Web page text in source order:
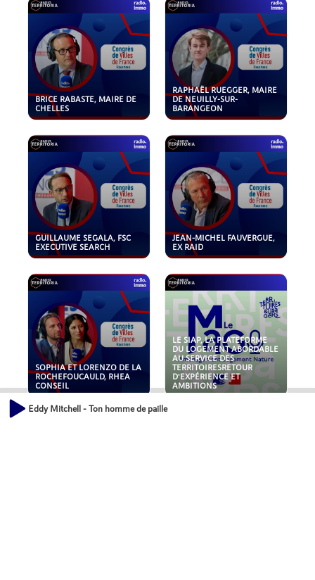
BRICE RABASTE, MAIRE DE
CHELLES
RAPHAËL RUEGGER, MAIRE
DE NEUILLY-SUR-
BARANGEON
GUILLAUME SEGALA, FSC
EXECUTIVE SEARCH
JEAN-MICHEL FAUVERGUE,
EX RAID
SOPHIA ET LORENZO DE LA
ROCHEFOUCAULD, RHEA
CONSEIL
LE SIAP, LA PLATEFORME
DU LOGEMENT ABORDABLE
AU SERVICE DES
TERRITOIRESRETOUR
D'EXPÉRIENCE ET
AMBITIONS
Eddy Mitchell - Ton homme de paille